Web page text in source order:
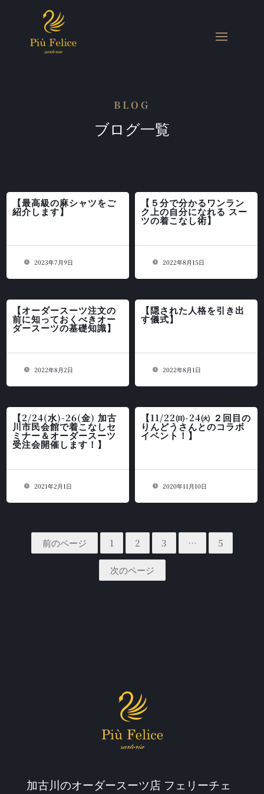
BLOG
ブログ一覧
【最高級の麻シャツをご
紹介します】
2023年7月9日
【５分で分かるワンラン
ク上の自分になれる スー
ツの着こなし術】
2022年8月15日
【オーダースーツ注文の
前に知っておくべきオー
ダースーツの基礎知識】
2022年8月2日
【隠された人格を引き出
す儀式】
2022年8月1日
【2/24(水)-26(金) 加古
川市民会館で着こなしセ
ミナー＆オーダースーツ
受注会開催します！】
2021年2月1日
【11/22㈰-24㈫ ２回目の
りんどうさんとのコラボ
イベント！】
2020年11月10日
前のページ 1 2 3 … 5
次のページ
加古川のオーダースーツ店 フェリーチェ